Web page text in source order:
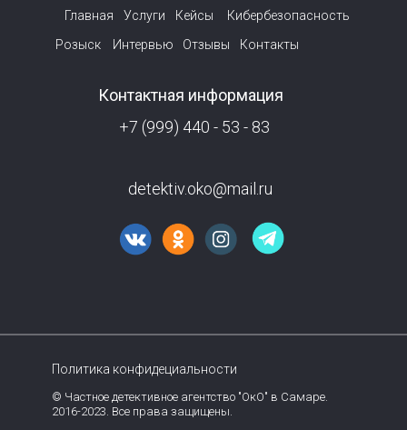
Главная Услуги Кейсы
Кибербезопасность
Интервью
Отзывы Контакты
Розыск
detektiv.oko@mail.ru
+7 (999) 440 - 53 - 83
Контактная информация
© Частное детективное агентство "ОкО" в Самаре.
2016-2023. Все права защищены.
Политика конфидециальности